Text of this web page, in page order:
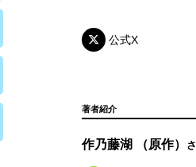
公式X
著者紹介
作乃藤湖 （原作）